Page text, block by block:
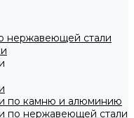
нержавеющей стали
по камню и алюминию
по нержавеющей стали